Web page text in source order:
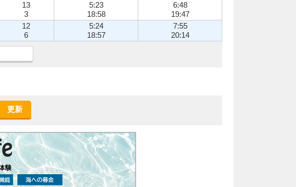
13
3
5:23
18:58
6:48
19:47
12
6
5:24
18:57
7:55
20:14
更新